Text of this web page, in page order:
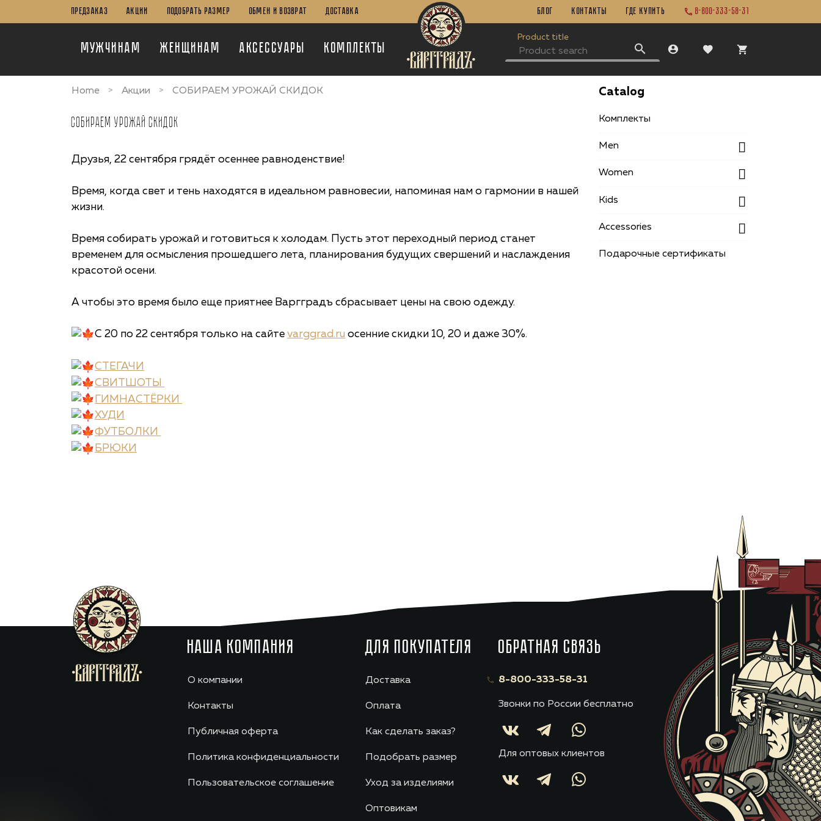
ПРЕДЗАКАЗ Акции Подобрать Размер Обмен И Возврат Доставка Блог Контакты ГДЕ КУПИТЬ 8-800-333-58-31
Мужчинам Женщинам Аксессуары Комплекты
Product title
Home Акции СОБИРАЕМ УРОЖАЙ СКИДОК
СОБИРАЕМ УРОЖАЙ СКИДОК
Друзья, 22 сентября грядёт осеннее равноденствие!
Время, когда свет и тень находятся в идеальном равновесии, напоминая нам о гармонии в нашей
жизни.
Время собирать урожай и готовиться к холодам. Пусть этот переходный период станет
временем для осмысления прошедшего лета, планирования будущих свершений и наслаждения
красотой осени.
А чтобы это время было еще приятнее Варгградъ сбрасывает цены на свою одежду.
С 20 по 22 сентября только на сайтеvarggrad.ru осенние скидки 10, 20 и даже 30%.
СТЕГАЧИ
СВИТШОТЫ
ГИМНАСТЁРКИ
ХУДИ
ФУТБОЛКИ
БРЮКИ
Catalog
Комплекты
Men
Women
Kids
Accessories
Подарочные сертификаты
НАША КОМПАНИЯ
О компании
Контакты
Публичная оферта
Политика конфиденциальности
Пользовательское соглашение
ДЛЯ ПОКУПАТЕЛЯ
Доставка
Оплата
Как сделать заказ?
Подобрать размер
Уход за изделиями
Оптовикам
ОБРАТНАЯ СВЯЗЬ
8-800-333-58-31
Звонки по России бесплатно
Для оптовых клиентов